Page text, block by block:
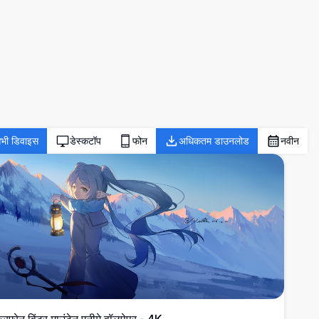
डिवाइस डेस्कटॉप फोन अधिकतम डाउनलोड नवीन